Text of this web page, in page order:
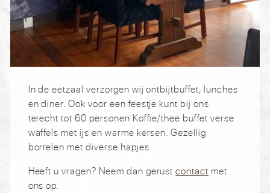
In de eetzaal verzorgen wij ontbijtbuffet, lunches
en diner. Ook voor een feestje kunt bij ons
terecht tot 60 personen Koffie/thee buffet verse
waffels met ijs en warme kersen. Gezellig
borrelen met diverse hapjes.
Heeft u vragen? Neem dan gerustcontact met
ons op.